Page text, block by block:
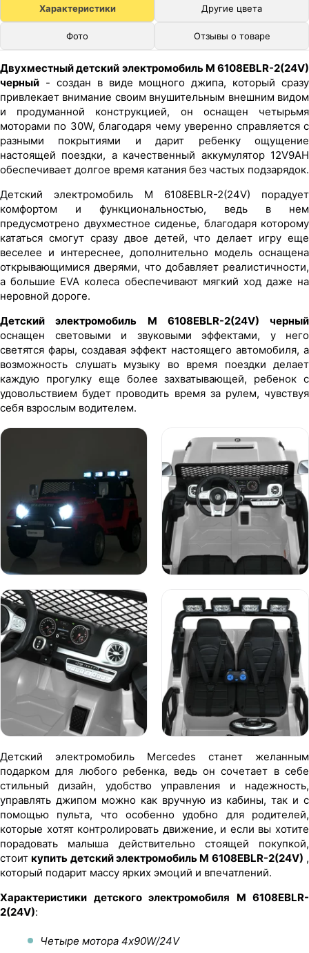
Характеристики Другие цвета
Фото Отзывы о товаре
Двухместный детский электромобиль M 6108EBLR-2(24V)
черный - создан в виде мощного джипа, который сразу
привлекает внимание своим внушительным внешним видом
и продуманной конструкцией, он оснащен четырьмя
моторами по 30W, благодаря чему уверенно справляется с
разными покрытиями и дарит ребенку ощущение
настоящей поездки, а качественный аккумулятор 12V9AH
обеспечивает долгое время катания без частых подзарядок.
Детский электромобиль M 6108EBLR-2(24V) порадует
комфортом и функциональностью, ведь в нем
предусмотрено двухместное сиденье, благодаря которому
кататься смогут сразу двое детей, что делает игру еще
веселее и интереснее, дополнительно модель оснащена
открывающимися дверями, что добавляет реалистичности,
а большие EVA колеса обеспечивают мягкий ход даже на
неровной дороге.
Детский электромобиль M 6108EBLR-2(24V) черный
оснащен световыми и звуковыми эффектами, у него
светятся фары, создавая эффект настоящего автомобиля, а
возможность слушать музыку во время поездки делает
каждую прогулку еще более захватывающей, ребенок с
удовольствием будет проводить время за рулем, чувствуя
себя взрослым водителем.
Детский электромобиль Mercedes станет желанным
подарком для любого ребенка, ведь он сочетает в себе
стильный дизайн, удобство управления и надежность,
управлять джипом можно как вручную из кабины, так и с
помощью пульта, что особенно удобно для родителей,
которые хотят контролировать движение, и если вы хотите
порадовать малыша действительно стоящей покупкой,
стоиткупить детский электромобиль M 6108EBLR-2(24V) ,
который подарит массу ярких эмоций и впечатлений.
Характеристики детского электромобиля M 6108EBLR-
2(24V):
Четыре мотора 4х90W/24V